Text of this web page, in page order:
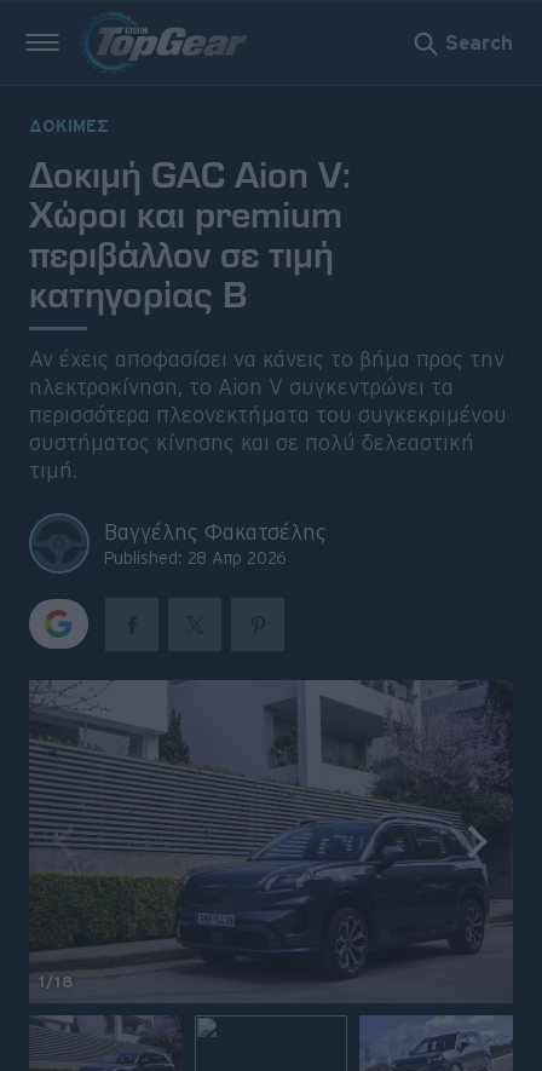
Search
ΔΟΚΙΜΕΣ
Δοκιμή GAC Aion V:
Χώροι και premium
περιβάλλον σε τιμή
κατηγορίας Β
Αν έχεις αποφασίσει να κάνεις το βήμα προς την
ηλεκτροκίνηση, το Aion V συγκεντρώνει τα
περισσότερα πλεονεκτήματα του συγκεκριμένου
συστήματος κίνησης και σε πολύ δελεαστική
τιμή.
Βαγγέλης Φακατσέλης
Published: 28 Απρ 2026
1 /18
Νέα
Δοκιμές
Electric
Motorsport
Άποψη
Big Reads
Retro
Gaming
Συνεντεύξεις